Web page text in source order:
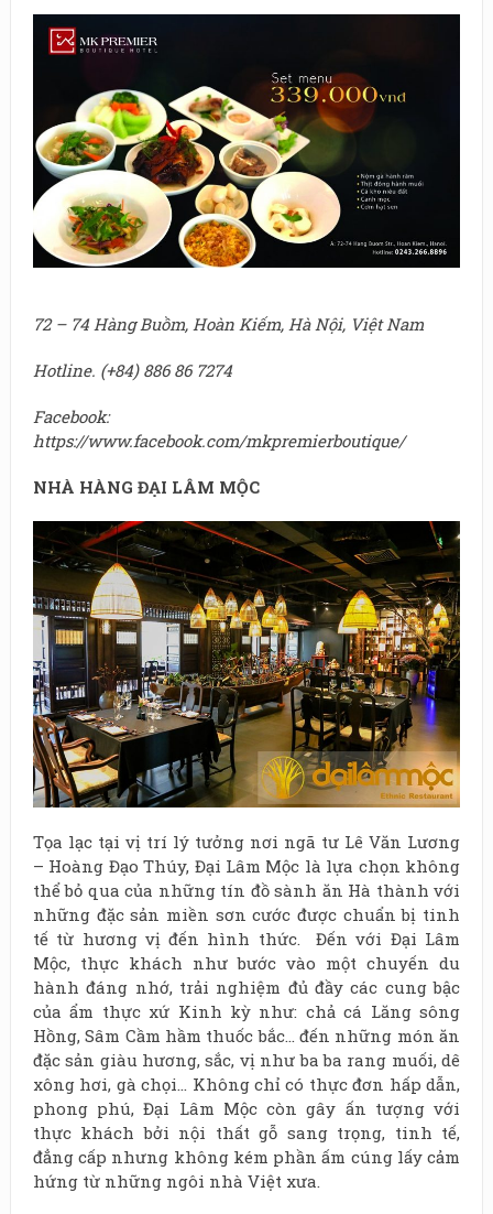
72 – 74 Hàng Buồm, Hoàn Kiếm, Hà Nội, Việt Nam
Hotline. (+84) 886 86 7274
Facebook:
https://www.facebook.com/mkpremierboutique/
NHÀ HÀNG ĐẠI LÂM MỘC
Tọa lạc tại vị trí lý tưởng nơi ngã tư Lê Văn Lương
– Hoàng Đạo Thúy, Đại Lâm Mộc là lựa chọn không
thể bỏ qua của những tín đồ sành ăn Hà thành với
những đặc sản miền sơn cước được chuẩn bị tinh
tế từ hương vị đến hình thức. Đến với Đại Lâm
Mộc, thực khách như bước vào một chuyến du
hành đáng nhớ, trải nghiệm đủ đầy các cung bậc
của ẩm thực xứ Kinh kỳ như: chả cá Lăng sông
Hồng, Sâm Cầm hầm thuốc bắc… đến những món ăn
đặc sản giàu hương, sắc, vị như ba ba rang muối, dê
xông hơi, gà chọi… Không chỉ có thực đơn hấp dẫn,
phong phú, Đại Lâm Mộc còn gây ấn tượng với
thực khách bởi nội thất gỗ sang trọng, tinh tế,
đẳng cấp nhưng không kém phần ấm cúng lấy cảm
hứng từ những ngôi nhà Việt xưa.